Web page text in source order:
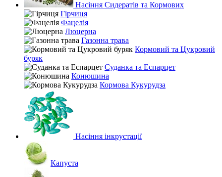
Насіння Сидератів та Кормових
Гірчиця
Фацелія
Люцерна
Газонна трава
Кормовий та Цукровий
буряк
Суданка та Еспарцет
Конюшина
Кормова Кукурудза
Насіння інкрустації
Капуста